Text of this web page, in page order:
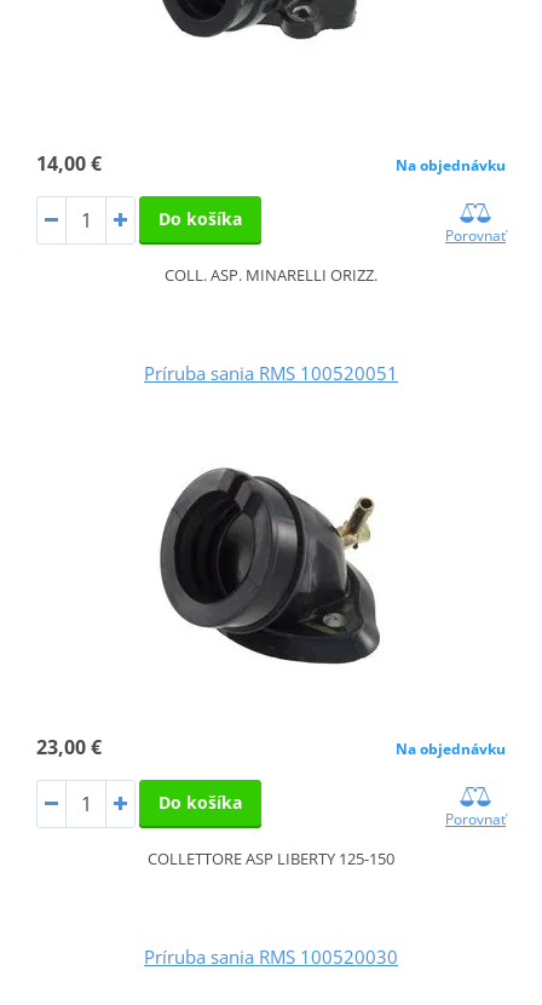
14,00 € Na objednávku
Do košíka
Porovnať
COLL. ASP. MINARELLI ORIZZ.
Príruba sania RMS 100520051
23,00 € Na objednávku
Do košíka
Porovnať
COLLETTORE ASP LIBERTY 125-150
Príruba sania RMS 100520030